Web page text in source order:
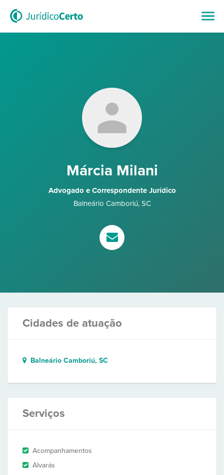
Márcia Milani
Advogado e Correspondente Jurídico
Balneário Camboriú, SC
Cidades de atuação
Balneário Camboriú, SC
Serviços
Acompanhamentos
Alvarás